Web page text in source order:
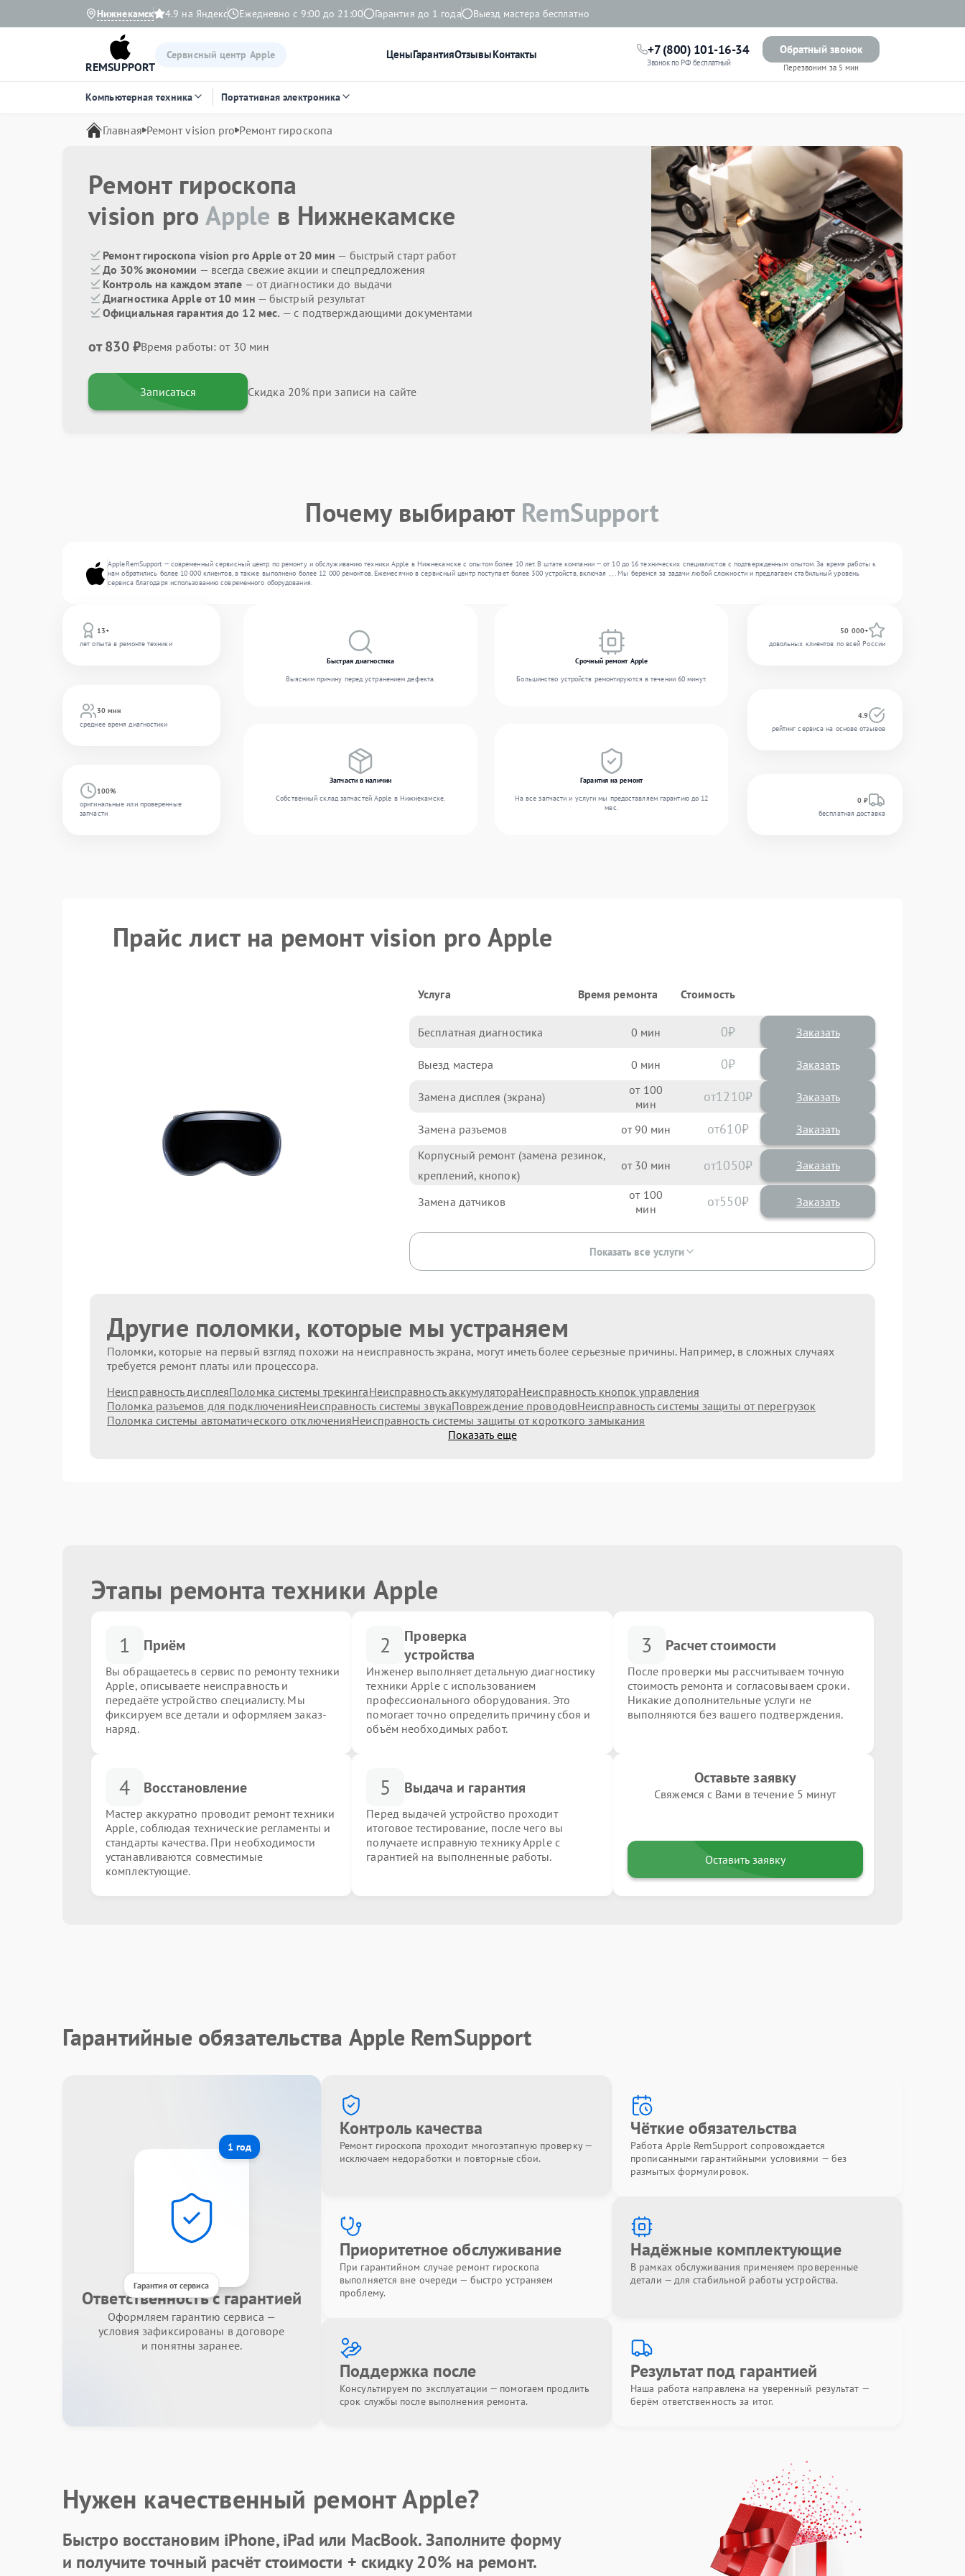
Нижнекамск 4.9 на Яндекс Ежедневно с 9:00 до 21:00 Гарантия до 1 года Выезд мастера бесплатно
REMSUPPORT
Сервисный центр Apple ЦеныГарантияОтзывыКонтакты +7 (800) 101-16-34
Звонок по РФ бесплатный
Обратный звонок
Перезвоним за 5 мин
Компьютерная техника Портативная электроника
Главная Ремонт vision pro Ремонт гироскопа
Ремонт гироскопа
vision pro Apple в Нижнекамске
Ремонт гироскопа vision pro Apple от 20 мин — быстрый старт работ
До 30% экономии — всегда свежие акции и спецпредложения
Контроль на каждом этапе — от диагностики до выдачи
Диагностика Apple от 10 мин — быстрый результат
Официальная гарантия до 12 мес. — с подтверждающими документами
от 830 ₽Время работы: от 30 мин
Записаться Скидка 20% при записи на сайте
Почему выбирают RemSupport
AppleRemSupport — современный сервисный центр по ремонту и обслуживанию техники Apple в Нижнекамске с опытом более 10 лет. В штате компании — от 10 до 16 технических специалистов с подтвержденным опытом. За время работы к
нам обратились более 10 000 клиентов, а также выполнено более 12 000 ремонтов. Ежемесячно в сервисный центр поступает более 300 устройств, включая , , . Мы беремся за задачи любой сложности и предлагаем стабильный уровень
сервиса благодаря использованию современного оборудования.
13+
лет опыта в ремонте техники
30 мин
среднее время диагностики
100%
оригинальные или проверенные
запчасти
Быстрая диагностика
Выясним причину перед устранением дефекта.
Срочный ремонт Apple
Большинство устройств ремонтируются в течении 60 минут.
Запчасти в наличии
Собственный склад запчастей Apple в Нижнекамске.
Гарантия на ремонт
На все запчасти и услуги мы предоставляем гарантию до 12
мес.
50 000+
довольных клиентов по всей России
4.9
рейтинг сервиса на основе отзывов
0 ₽
бесплатная доставка
Прайс лист на ремонт vision pro Apple
Услуга Время ремонта Стоимость
Бесплатная диагностика 0 0 Заказать
Выезд мастера 0 0 Заказать
Замена дисплея (экрана) 100 1210
Замена разъемов 90 610
Корпусный ремонт (замена резинок,
креплений, кнопок)
30 1050
Замена датчиков 100 550
Показать все услуги
Другие поломки, которые мы устраняем
Поломки, которые на первый взгляд похожи на неисправность экрана, могут иметь более серьезные причины. Например, в сложных случаях
требуется ремонт платы или процессора.
Неисправность дисплеяПоломка системы трекингаНеисправность аккумулятораНеисправность кнопок управления
Поломка разъемов для подключенияНеисправность системы звукаПовреждение проводовНеисправность системы защиты от перегрузок
Поломка системы автоматического отключенияНеисправность системы защиты от короткого замыкания
Показать еще
Этапы ремонта техники Apple
1 Приём
Вы обращаетесь в сервис по ремонту техники
Apple, описываете неисправность и
передаёте устройство специалисту. Мы
фиксируем все детали и оформляем заказ-
наряд.
2
Проверка
устройства
Инженер выполняет детальную диагностику
техники Apple с использованием
профессионального оборудования. Это
помогает точно определить причину сбоя и
объём необходимых работ.
3 Расчет стоимости
После проверки мы рассчитываем точную
стоимость ремонта и согласовываем сроки.
Никакие дополнительные услуги не
выполняются без вашего подтверждения.
4 Восстановление
Мастер аккуратно проводит ремонт техники
Apple, соблюдая технические регламенты и
стандарты качества. При необходимости
устанавливаются совместимые
комплектующие.
5 Выдача и гарантия
Перед выдачей устройство проходит
итоговое тестирование, после чего вы
получаете исправную технику Apple с
гарантией на выполненные работы.
Оставьте заявку
Свяжемся с Вами в течение 5 минут
Оставить заявку
Гарантийные обязательства Apple RemSupport
1 год
Гарантия от сервиса
Ответственность с гарантией
Оформляем гарантию сервиса —
условия зафиксированы в договоре
и понятны заранее.
Контроль качества
Ремонт гироскопа проходит многоэтапную проверку —
исключаем недоработки и повторные сбои.
Чёткие обязательства
Работа Apple RemSupport сопровождается
прописанными гарантийными условиями — без
размытых формулировок.
Приоритетное обслуживание
При гарантийном случае ремонт гироскопа
выполняется вне очереди — быстро устраняем
проблему.
Надёжные комплектующие
В рамках обслуживания применяем проверенные
детали — для стабильной работы устройства.
Поддержка после
Консультируем по эксплуатации — помогаем продлить
срок службы после выполнения ремонта.
Результат под гарантией
Наша работа направлена на уверенный результат —
берём ответственность за итог.
Нужен качественный ремонт Apple?
Быстро восстановим iPhone, iPad или MacBook.Заполните форму
и получите точный расчёт стоимости + скидку 20%на ремонт.